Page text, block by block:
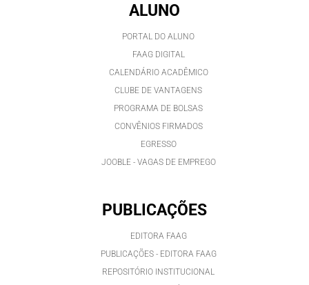
ALUNO
PORTAL DO ALUNO
FAAG DIGITAL
CALENDÁRIO ACADÊMICO
CLUBE DE VANTAGENS
PROGRAMA DE BOLSAS
CONVÊNIOS FIRMADOS
EGRESSO
JOOBLE - VAGAS DE EMPREGO
PUBLICAÇÕES
EDITORA FAAG
PUBLICAÇÕES - EDITORA FAAG
REPOSITÓRIO INSTITUCIONAL